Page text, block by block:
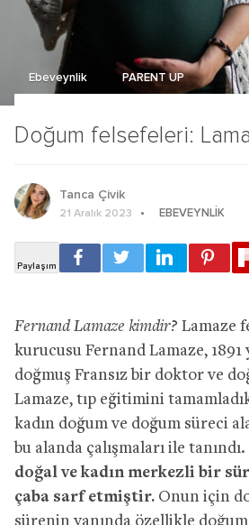
Doğum felsefeleri:
Ebeveynlik PARENT UP
Tanca Çivik
21 Aralık 2023 EBEVEYNLIK
Fernand Lamaze kimdir? Lamaze
kurucusu Fernand Lamaze, 1891
doğmuş Fransız bir doktor ve
Lamaze, tıp eğitimini
kadın doğum ve doğum süreci
bu alanda çalışmaları ile
doğal ve kadın merkezli bir
çaba sarf etmiştir. Onun için